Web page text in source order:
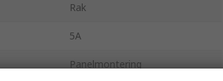
Rak
5A
Panelmontering